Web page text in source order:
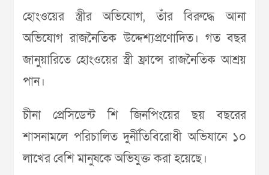
হোংওয়ের স্ত্রীর অভিযোগ, তাঁর বিরুদ্ধে আনা
অভিযোগ রাজনৈতিক উদ্দেশ্যপ্রণোদিত। গত বছর
জানুয়ারিতে হোংওয়ের স্ত্রী ফ্রান্সে রাজনৈতিক আশ্রয়
পান।
চীনা প্রেসিডেন্ট শি জিনপিংয়ের ছয় বছরের
শাসনামলে পরিচালিত দুর্নীতিবিরোধী অভিযানে ১০
লাখের বেশি মানুষকে অভিযুক্ত করা হয়েছে।